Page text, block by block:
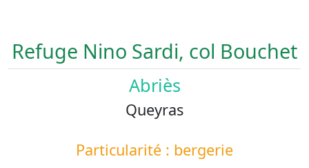
Refuge Nino Sardi, col Bouchet
Abriès
Queyras
Particularité : bergerie